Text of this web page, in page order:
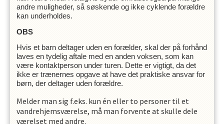
andre muligheder, så søskende og ikke cyklende forældre
kan underholdes.
OBS
Hvis et barn deltager uden en forælder, skal der på forhånd
laves en tydelig aftale med en anden voksen, som kan
være kontaktperson under turen. Dette er vigtigt, da det
ikke er trænernes opgave at have det praktiske ansvar for
børn, der deltager uden forældre.
Melder man sig f.eks. kun én eller to personer til et
vandrehjemsværelse, må man forvente at skulle dele
værelset med andre.